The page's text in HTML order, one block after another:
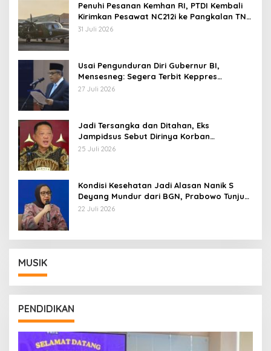
Penuhi Pesanan Kemhan RI, PTDI Kembali
Kirimkan Pesawat NC212i ke Pangkalan TNI
AU
31 Juli 2026
Usai Pengunduran Diri Gubernur BI,
Mensesneg: Segera Terbit Keppres
Pemberhentian dengan Hormat
27 Juli 2026
Jadi Tersangka dan Ditahan, Eks
Jampidsus Sebut Dirinya Korban
Kriminalisasi
25 Juli 2026
Kondisi Kesehatan Jadi Alasan Nanik S
Deyang Mundur dari BGN, Prabowo Tunjuk
Wamentan Sudaryono
22 Juli 2026
MUSIK
PENDIDIKAN